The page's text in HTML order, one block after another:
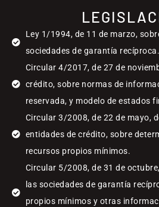
Ley 1/1994, de 11 de marzo,
sociedades de garantía recíproca.
Circular 4/2017, de 27 de
crédito, sobre normas de
reservada, y modelo de estados
Circular 3/2008, de 22 de mayo,
entidades de crédito, sobre
recursos propios mínimos.
Circular 5/2008, de 31 de
las sociedades de garantía
propios mínimos y otras